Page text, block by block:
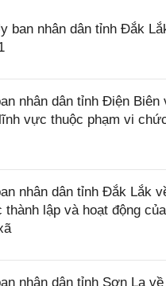
ban nhân dân tỉnh Đắk
nhân dân tỉnh Điện
vực thuộc phạm vi
nhân dân tỉnh Đắk Lắk
lập và hoạt động
nhân dân tỉnh Sơn La